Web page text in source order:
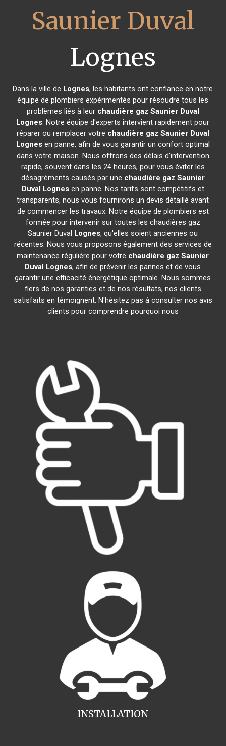
Saunier Duval
Lognes
Dans la ville de Lognes, les habitants ont confiance en notre
équipe de plombiers expérimentés pour résoudre tous les
problèmes liés à leur chaudière gaz Saunier Duval
Lognes. Notre équipe d'experts intervient rapidement pour
réparer ou remplacer votre chaudière gaz Saunier Duval
Lognesen panne, afin de vous garantir un confort optimal
dans votre maison. Nous offrons des délais d'intervention
rapide, souvent dans les 24 heures, pour vous éviter les
désagréments causés par une chaudière gaz Saunier
Duval Lognesen panne. Nos tarifs sont compétitifs et
transparents, nous vous fournirons un devis détaillé avant
de commencer les travaux. Notre équipe de plombiers est
formée pour intervenir sur toutes les chaudières gaz
Saunier Duval Lognes, qu'elles soient anciennes ou
récentes. Nous vous proposons également des services de
maintenance régulière pour votre chaudière gaz Saunier
Duval Lognes, afin de prévenir les pannes et de vous
garantir une efficacité énergétique optimale. Nous sommes
fiers de nos garanties et de nos résultats, nos clients
satisfaits en témoignent. N'hésitez pas à consulter nos avis
clients pour comprendre pourquoi nous
INSTALLATION